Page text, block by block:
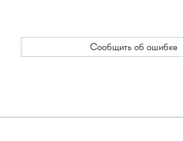
Сообщить об ошибке